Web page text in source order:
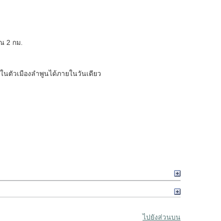
2 กม.
ตัวเมืองลำพูนได้ภายในวันเดียว
ไปยังส่วนบน